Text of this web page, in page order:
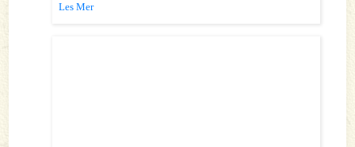
Les Mer